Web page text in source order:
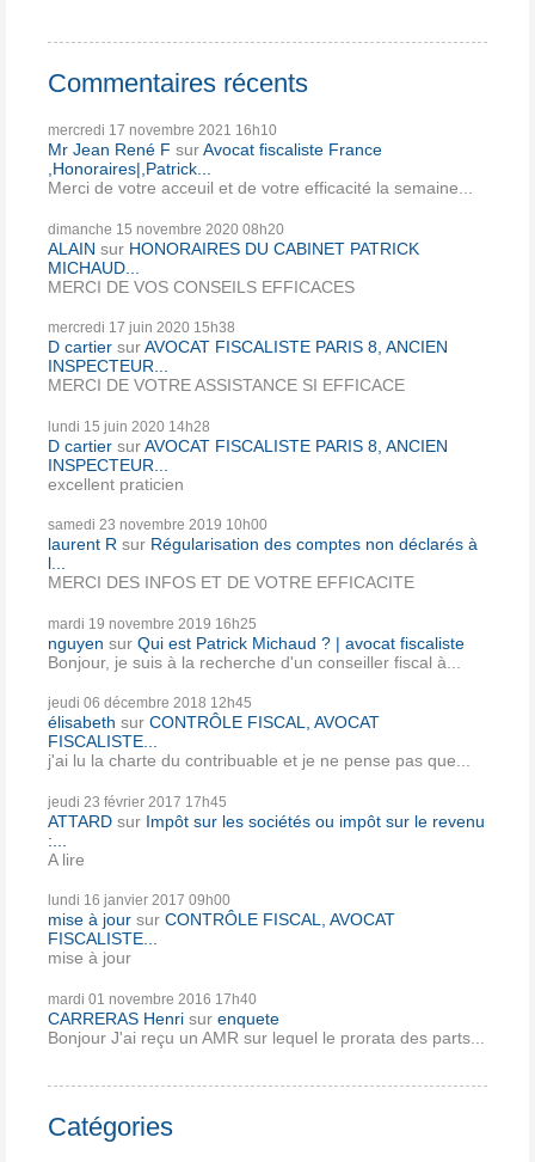
Commentaires récents
mercredi 17 novembre 2021 16h10
Mr Jean René F surAvocat fiscaliste France
,Honoraires|,Patrick...
Merci de votre acceuil et de votre efficacité la semaine...
dimanche 15 novembre 2020 08h20
ALAIN sur HONORAIRES DU CABINET PATRICK
MICHAUD...
MERCI DE VOS CONSEILS EFFICACES
mercredi 17 juin 2020 15h38
D cartier surAVOCAT FISCALISTE PARIS 8, ANCIEN
INSPECTEUR...
MERCI DE VOTRE ASSISTANCE SI EFFICACE
lundi 15 juin 2020 14h28
D cartier surAVOCAT FISCALISTE PARIS 8, ANCIEN
INSPECTEUR...
excellent praticien
samedi 23 novembre 2019 10h00
laurent R sur Régularisation des comptes non déclarés à
l...
MERCI DES INFOS ET DE VOTRE EFFICACITE
mardi 19 novembre 2019 16h25
nguyen sur Qui est Patrick Michaud ? | avocat fiscaliste
Bonjour, je suis à la recherche d'un conseiller fiscal à...
jeudi 06 décembre 2018 12h45
élisabeth sur CONTRÔLE FISCAL, AVOCAT
FISCALISTE...
j'ai lu la charte du contribuable et je ne pense pas que...
jeudi 23 février 2017 17h45
ATTARD sur Impôt sur les sociétés ou impôt sur le revenu
:...
A lire
lundi 16 janvier 2017 09h00
mise à jour sur CONTRÔLE FISCAL, AVOCAT
FISCALISTE...
mise à jour
mardi 01 novembre 2016 17h40
CARRERAS Henri sur enquete
Bonjour J'ai reçu un AMR sur lequel le prorata des parts...
Catégories